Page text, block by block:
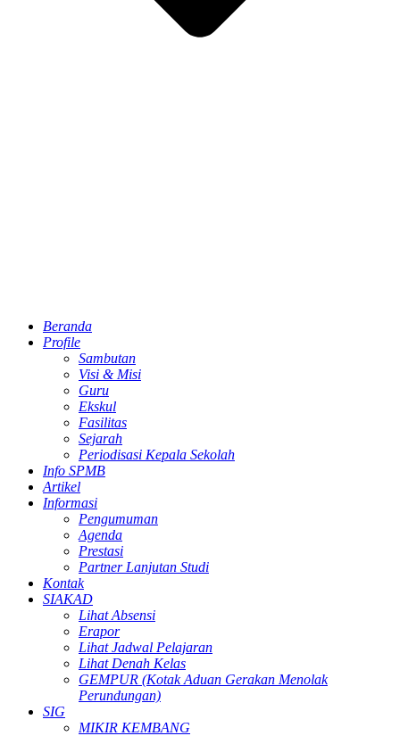
Beranda
Profile
Sambutan
Visi & Misi
Guru
Ekskul
Fasilitas
Sejarah
Periodisasi Kepala Sekolah
Info SPMB
Artikel
Informasi
Pengumuman
Agenda
Prestasi
Partner Lanjutan Studi
Kontak
SIAKAD
Lihat Absensi
Erapor
Lihat Jadwal Pelajaran
Lihat Denah Kelas
GEMPUR (Kotak Aduan Gerakan Menolak
Perundungan)
SIG
MIKIR KEMBANG